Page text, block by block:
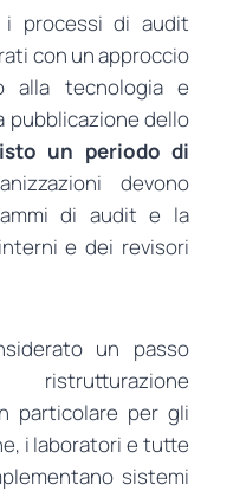
i processi di audit
con un approccio
alla tecnologia e
pubblicazione dello
un periodo di
devono
di audit e la
e dei revisori
un passo
ristrutturazione
particolare per gli
i laboratori e tutte
sistemi